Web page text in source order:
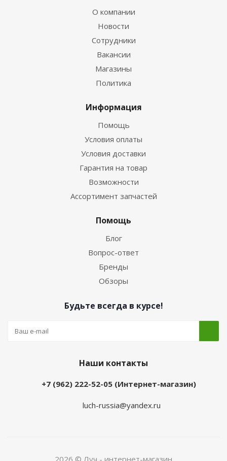
О компании
Новости
Сотрудники
Вакансии
Магазины
Политика
Информация
Помощь
Условия оплаты
Условия доставки
Гарантия на товар
Возможности
Ассортимент запчастей
Помощь
Блог
Вопрос-ответ
Бренды
Обзоры
Будьте всегда в курсе!
Наши контакты
+7 (962) 222-52-05 (Интернет-магазин)
luch-russia@yandex.ru
2026 © Луч - интернет-магазин